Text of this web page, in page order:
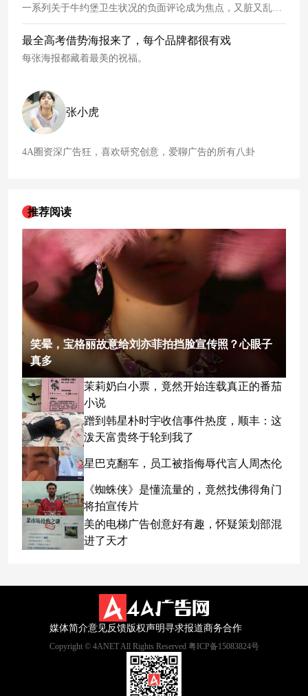
一系列关于牛约堡卫生状况的负面评论成为焦点，又脏又乱、
老鼠遍地跑再次加剧大众对食品安全问题的担忧。
最全高考借势海报来了，每个品牌都很有戏
每张海报都藏着最美的祝福。
张小虎
4A圈资深广告狂，喜欢研究创意，爱聊广告的所有八卦
推荐阅读
笑晕，宝格丽故意给刘亦菲拍挡脸宣传照？心眼子
真多
茉莉奶白小票，竟然开始连载真正的番茄
小说
蹭到韩星朴时宇收信事件热度，顺丰：这
泼天富贵终于轮到我了
星巴克翻车，员工被指侮辱代言人周杰伦
《蜘蛛侠》是懂流量的，竟然找佛得角门
将拍宣传片
美的电梯广告创意好有趣，怀疑策划部混
进了天才
媒体简介意见反馈版权声明寻求报道商务合作
Copyright © 4ANET All Rights Reserved 粤ICP备15083824号